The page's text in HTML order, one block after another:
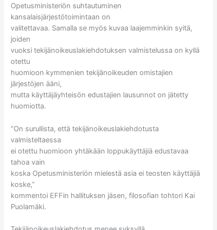
Opetusministeriön suhtautuminen
kansalaisjärjestötoimintaan on
valitettavaa. Samalla se myös kuvaa laajemminkin syitä,
joiden
vuoksi tekijänoikeuslakiehdotuksen valmistelussa on kyllä
otettu
huomioon kymmenien tekijänoikeuden omistajien
järjestöjen ääni,
mutta käyttäjäyhteisön edustajien lausunnot on jätetty
huomiotta.
“On surullista, että tekijänoikeuslakiehdotusta
valmisteltaessa
ei otettu huomioon yhtäkään loppukäyttäjiä edustavaa
tahoa vain
koska Opetusministeriön mielestä asia ei teosten käyttäjiä
koske,”
kommentoi EFFin hallituksen jäsen, filosofian tohtori Kai
Puolamäki.